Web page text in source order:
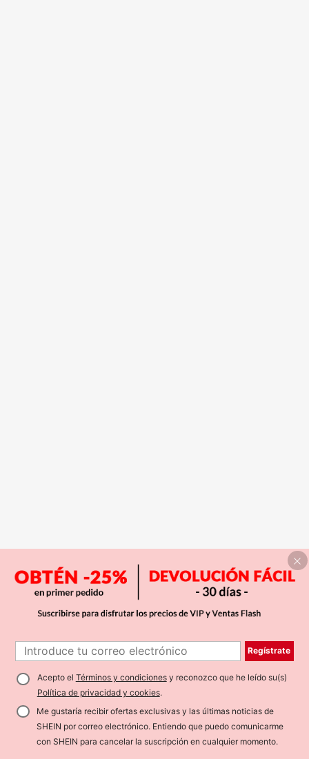
Regístrate
Acepto el Términos y condicionesy reconozco que he leído su(s)
Política de privacidad y cookies.
Me gustaría recibir ofertas exclusivas y las últimas noticias de
SHEIN por correo electrónico. Entiendo que puedo comunicarme
con SHEIN para cancelar la suscripción en cualquier momento.